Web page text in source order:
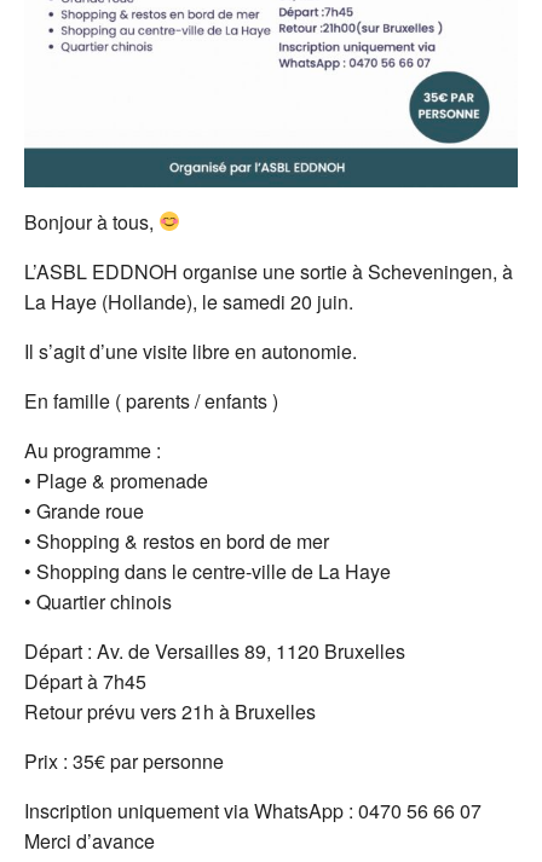
Bonjour à tous,
L’ASBL EDDNOH organise une sortie à Scheveningen, à
La Haye (Hollande), le samedi 20 juin.
Il s’agit d’une visite libre en autonomie.
En famille ( parents / enfants )
Au programme :
• Plage & promenade
• Grande roue
• Shopping & restos en bord de mer
• Shopping dans le centre-ville de La Haye
• Quartier chinois
Départ : Av. de Versailles 89, 1120 Bruxelles
Départ à 7h45
Retour prévu vers 21h à Bruxelles
Prix : 35€ par personne
Inscription uniquement via WhatsApp : 0470 56 66 07
Merci d’avance